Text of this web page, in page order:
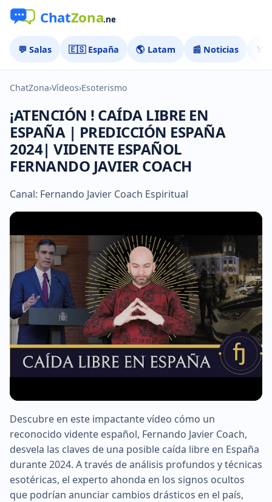
💬 Salas 🇪🇸 España 🌎 Latam 📰 Noticias 🏅
ChatZona›Vídeos›Esoterismo
¡ATENCIÓN ! CAÍDA LIBRE EN
ESPAÑA | PREDICCIÓN ESPAÑA
2024| VIDENTE ESPAÑOL
FERNANDO JAVIER COACH
Canal: Fernando Javier Coach Espiritual
▶
Descubre en este impactante vídeo cómo un
reconocido vidente español, Fernando Javier Coach,
desvela las claves de una posible caída libre en España
durante 2024. A través de análisis profundos y técnicas
esotéricas, el experto ahonda en los signos ocultos
que podrían anunciar cambios drásticos en el país,